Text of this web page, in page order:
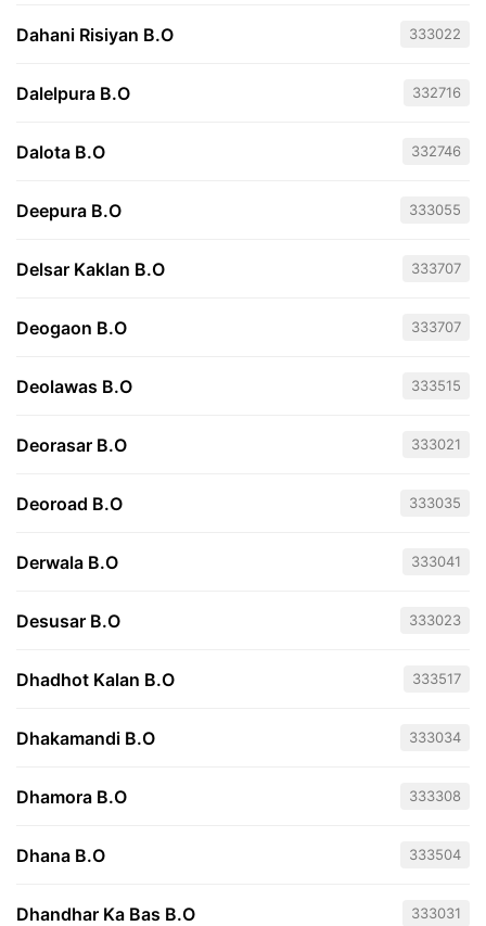
Dahani Risiyan B.O 333022
Dalelpura B.O 332716
Dalota B.O 332746
Deepura B.O 333055
Delsar Kaklan B.O 333707
Deogaon B.O 333707
Deolawas B.O 333515
Deorasar B.O 333021
Deoroad B.O 333035
Derwala B.O 333041
Desusar B.O 333023
Dhadhot Kalan B.O 333517
Dhakamandi B.O 333034
Dhamora B.O 333308
Dhana B.O 333504
Dhandhar Ka Bas B.O 333031